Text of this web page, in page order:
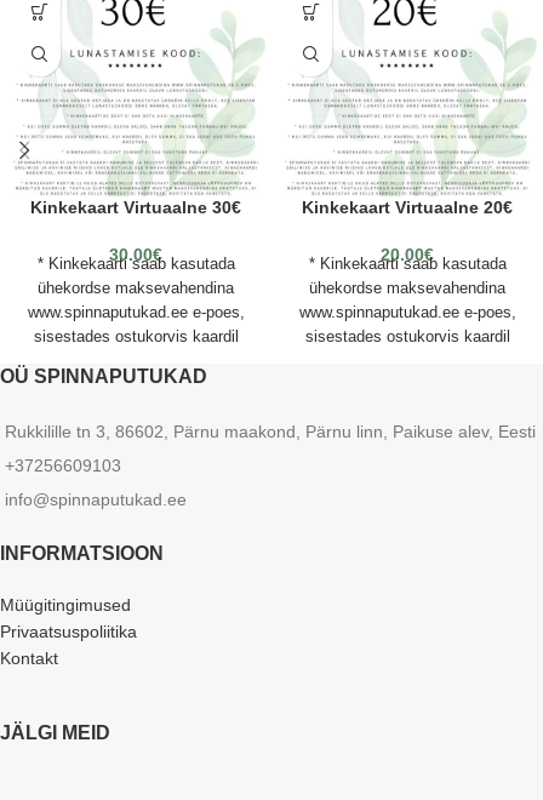
Kinkekaart Virtuaalne 30€
30.00€
* Kinkekaarti saab kasutada
ühekordse maksevahendina
www.spinnaputukad.ee e-poes,
sisestades ostukorvis kaardil
ei ole seotud ostjaga ja on
kes sisestab esmakordselt
lunastuskoodi enne kaardil olevat
saa osta uusi kinkekaarte. * Kui
saldo, saab vahe tasuda
summa jääb väiksemaks, kui
kaardil olev summa, ei saa jääki
uue ostu puhul kasutada. *
Spinnaputukad ei vastuta kaardi
Kinkekaart Virtuaalne 20€
20.00€
* Kinkekaarti saab kasutada
ühekordse maksevahendina
www.spinnaputukad.ee e-poes,
sisestades ostukorvis kaardil
kes sisestab esmakordselt
OÜ SPINNAPUTUKAD
Rukkilille tn 3, 86602, Pärnu maakond, Pärnu linn, Paikuse alev, Eesti
+37256609103
info@spinnaputukad.ee
INFORMATSIOON
Müügitingimused
Privaatsuspoliitika
Kontakt
JÄLGI MEID